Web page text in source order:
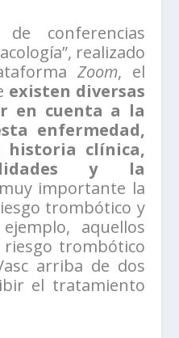
conferencias
realizado
Zoom, el
existen diversas
en cuenta a la
enfermedad,
historia clínica,
y la
importante la
trombótico y
aquellos
trombótico
arriba de dos
el tratamiento